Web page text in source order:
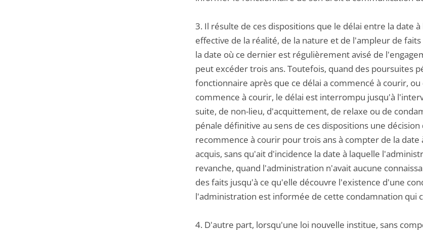
3. Il résulte de ces dispositions que le délai entre la date
effective de la réalité, de la nature et de l'ampleur de
la date où ce dernier est régulièrement avisé de
peut excéder trois ans. Toutefois, quand des poursuites
fonctionnaire après que ce délai a commencé à courir,
commence à courir, le délai est interrompu jusqu'à
suite, de non-lieu, d'acquittement, de relaxe ou de
pénale définitive au sens de ces dispositions une
recommence à courir pour trois ans à compter de la
acquis, sans qu'ait d'incidence la date à laquelle
revanche, quand l'administration n'avait aucune
des faits jusqu'à ce qu'elle découvre l'existence d'une
l'administration est informée de cette condamnation qui
4. D'autre part, lorsqu'une loi nouvelle institue, sans